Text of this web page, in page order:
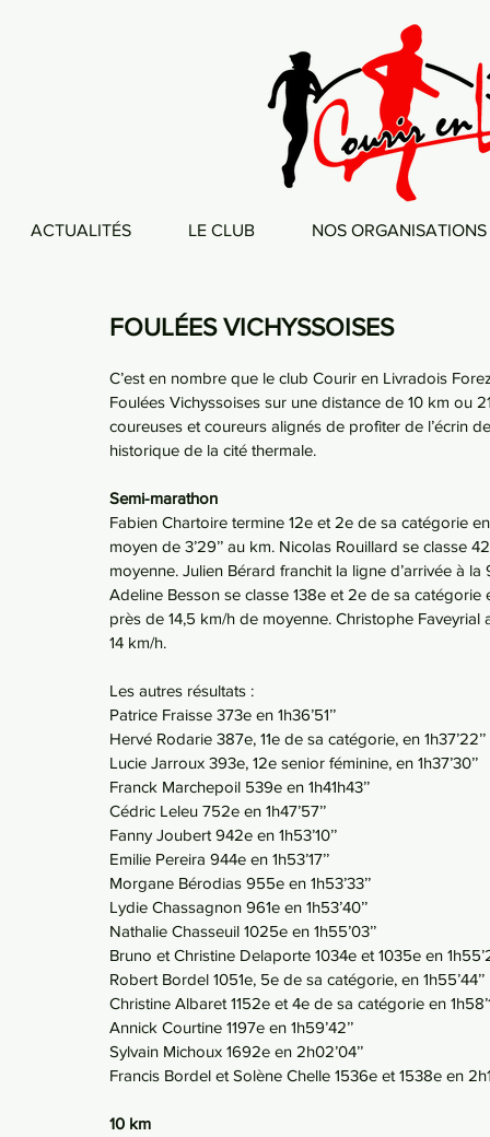
ACTUALITÉS LE CLUB NOS ORGANISATIONS
FOULÉES VICHYSSOISES
C’est en nombre que le club Courir en Livradois
Foulées Vichyssoises sur une distance de 10 km ou
coureuses et coureurs alignés de profiter de l’écrin
historique de la cité thermale.
Semi-marathon
Fabien Chartoire termine 12e et 2e de sa catégorie
moyen de 3’29’’ au km. Nicolas Rouillard se classe
moyenne. Julien Bérard franchit la ligne d’arrivée à la
Adeline Besson se classe 138e et 2e de sa catégorie
près de 14,5 km/h de moyenne. Christophe
14 km/h.
Les autres résultats :
Patrice Fraisse 373e en 1h36’51’’
Hervé Rodarie 387e, 11e de sa catégorie, en 1h37’22’’
Lucie Jarroux 393e, 12e senior féminine, en 1h37’30’’
Franck Marchepoil 539e en 1h41h43’’
Cédric Leleu 752e en 1h47’57’’
Fanny Joubert 942e en 1h53’10’’
Emilie Pereira 944e en 1h53’17’’
Morgane Bérodias 955e en 1h53’33’’
Lydie Chassagnon 961e en 1h53’40’’
Nathalie Chasseuil 1025e en 1h55’03’’
Bruno et Christine Delaporte 1034e et 1035e en
Robert Bordel 1051e, 5e de sa catégorie, en 1h55’44’’
Christine Albaret 1152e et 4e de sa catégorie en
Annick Courtine 1197e en 1h59’42’’
Sylvain Michoux 1692e en 2h02’04’’
Francis Bordel et Solène Chelle 1536e et 1538e en
10 km